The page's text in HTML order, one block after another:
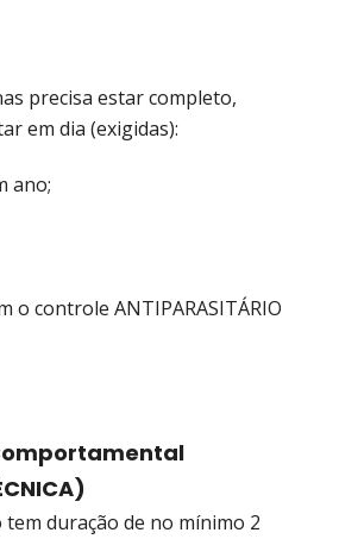
precisa estar completo,
em dia (exigidas):
ano;
o controle ANTIPARASITÁRIO
duração de no mínimo 2